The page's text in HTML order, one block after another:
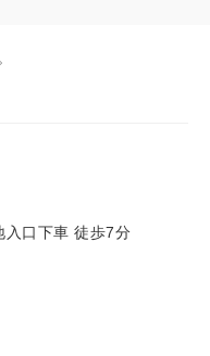
入口下車 徒歩7分